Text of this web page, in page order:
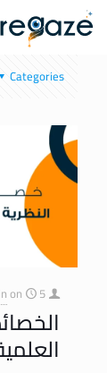
Categories
on 5 مارس، 2025